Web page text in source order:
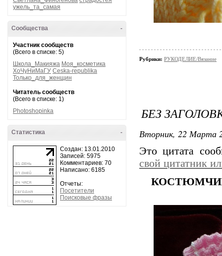
ужель_та_самая
-
Сообщества
Участник сообществ
(Всего в списке: 5)
Школа_Макияжа Моя_косметика
ХоЧуНиМаГУ Ceska-republika
Только_для_женщин
Читатель сообществ
(Всего в списке: 1)
Photoshopinka
-
Статистика
Создан: 13.01.2010
Записей: 5975
Комментариев: 70
Написано: 6185
Отчеты:
Посетители
Поисковые фразы
Рубрики: РУКОДЕЛИЕ/Вязание
БЕЗ
Вторник, 22 Марта
Это цитата
свой цитатник